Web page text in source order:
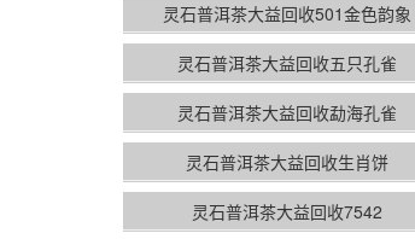
灵石普洱茶大益回收501金色韵象
灵石普洱茶大益回收五只孔雀
灵石普洱茶大益回收勐海孔雀
灵石普洱茶大益回收生肖饼
灵石普洱茶大益回收7542